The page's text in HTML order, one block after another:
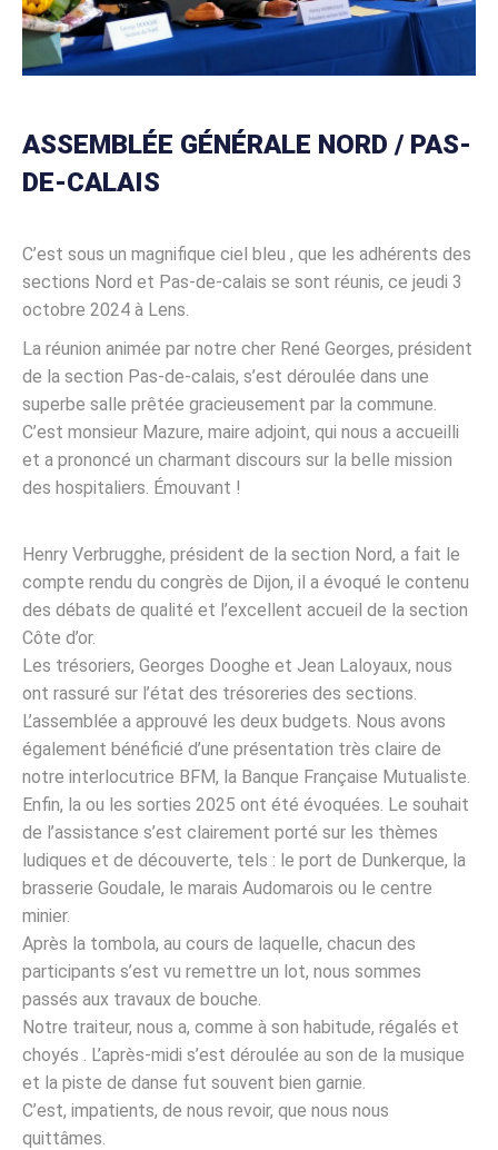
ASSEMBLÉE GÉNÉRALE NORD / PAS-
DE-CALAIS
C’est sous un magnifique ciel bleu , que les adhérents des
sections Nord et Pas-de-calais se sont réunis, ce jeudi 3
octobre 2024 à Lens.
La réunion animée par notre cher René Georges, président
de la section Pas-de-calais, s’est déroulée dans une
superbe salle prêtée gracieusement par la commune.
C’est monsieur Mazure, maire adjoint, qui nous a accueilli
et a prononcé un charmant discours sur la belle mission
des hospitaliers. Émouvant !
Henry Verbrugghe, président de la section Nord, a fait le
compte rendu du congrès de Dijon, il a évoqué le contenu
des débats de qualité et l’excellent accueil de la section
Côte d’or.
Les trésoriers, Georges Dooghe et Jean Laloyaux, nous
ont rassuré sur l’état des trésoreries des sections.
L’assemblée a approuvé les deux budgets. Nous avons
également bénéficié d’une présentation très claire de
notre interlocutrice BFM, la Banque Française Mutualiste.
Enfin, la ou les sorties 2025 ont été évoquées. Le souhait
de l’assistance s’est clairement porté sur les thèmes
ludiques et de découverte, tels : le port de Dunkerque, la
brasserie Goudale, le marais Audomarois ou le centre
minier.
Après la tombola, au cours de laquelle, chacun des
participants s’est vu remettre un lot, nous sommes
passés aux travaux de bouche.
Notre traiteur, nous a, comme à son habitude, régalés et
choyés . L’après-midi s’est déroulée au son de la musique
et la piste de danse fut souvent bien garnie.
C’est, impatients, de nous revoir, que nous nous
quittâmes.